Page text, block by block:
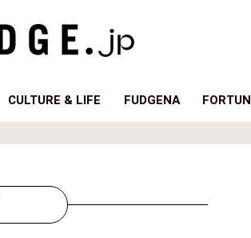
CULTURE & LIFE FUDGENA